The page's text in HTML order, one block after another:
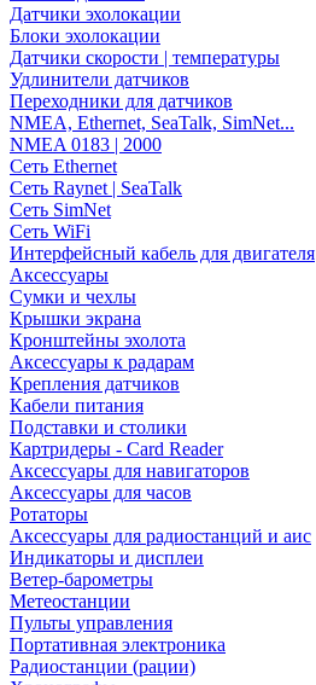
Датчики эхолокации
Блоки эхолокации
Датчики скорости | температуры
Удлинители датчиков
Переходники для датчиков
NMEA, Ethernet, SeaTalk, SimNet...
NMEA 0183 | 2000
Сеть Ethernet
Сеть Raynet | SeaTalk
Сеть SimNet
Сеть WiFi
Интерфейсный кабель для двигателя
Аксессуары
Сумки и чехлы
Крышки экрана
Кронштейны эхолота
Аксессуары к радарам
Крепления датчиков
Кабели питания
Подставки и столики
Картридеры - Card Reader
Аксессуары для навигаторов
Аксессуары для часов
Ротаторы
Аксессуары для радиостанций и аис
Индикаторы и дисплеи
Ветер-барометры
Метеостанции
Пульты управления
Портативная электроника
Радиостанции (рации)